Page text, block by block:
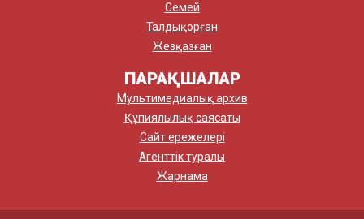
Семей
Талдықорған
Жезқазған
ПАРАҚШАЛАР
Мультимедиалық архив
Құпиялылық саясаты
Сайт ережелері
Агенттік туралы
Жарнама